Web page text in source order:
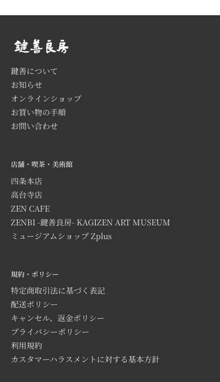
鍵善について
お知らせ
オンラインショップ
お買い物の手順
お問い合わせ
店舗・喫茶・美術館
四条本店
高台寺店
ZEN CAFE
ZENBI -鍵善良房- KAGIZEN ART MUSEUM
ミュージアムショップ Zplus
規約・ポリシー
特定商取引法に基づく表記
配送ポリシー
キャンセル、返金ポリシー
プライバシーポリシー
利用規約
カスタマーハラスメントに対する基本方針